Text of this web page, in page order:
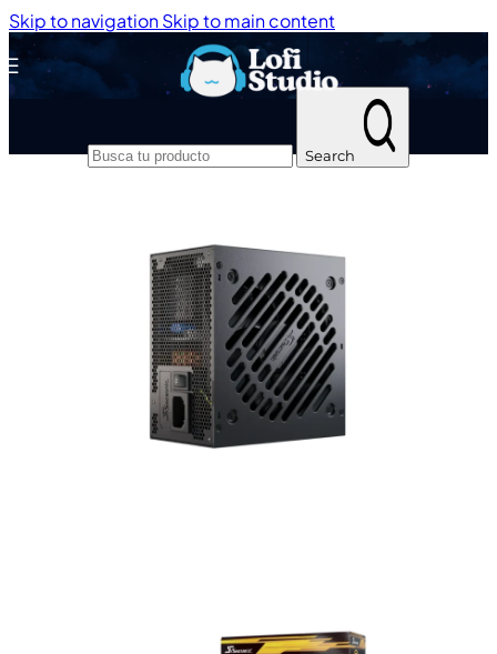
Skip to navigationSkip to main content
Search
Componentes/Fuentes de Poder